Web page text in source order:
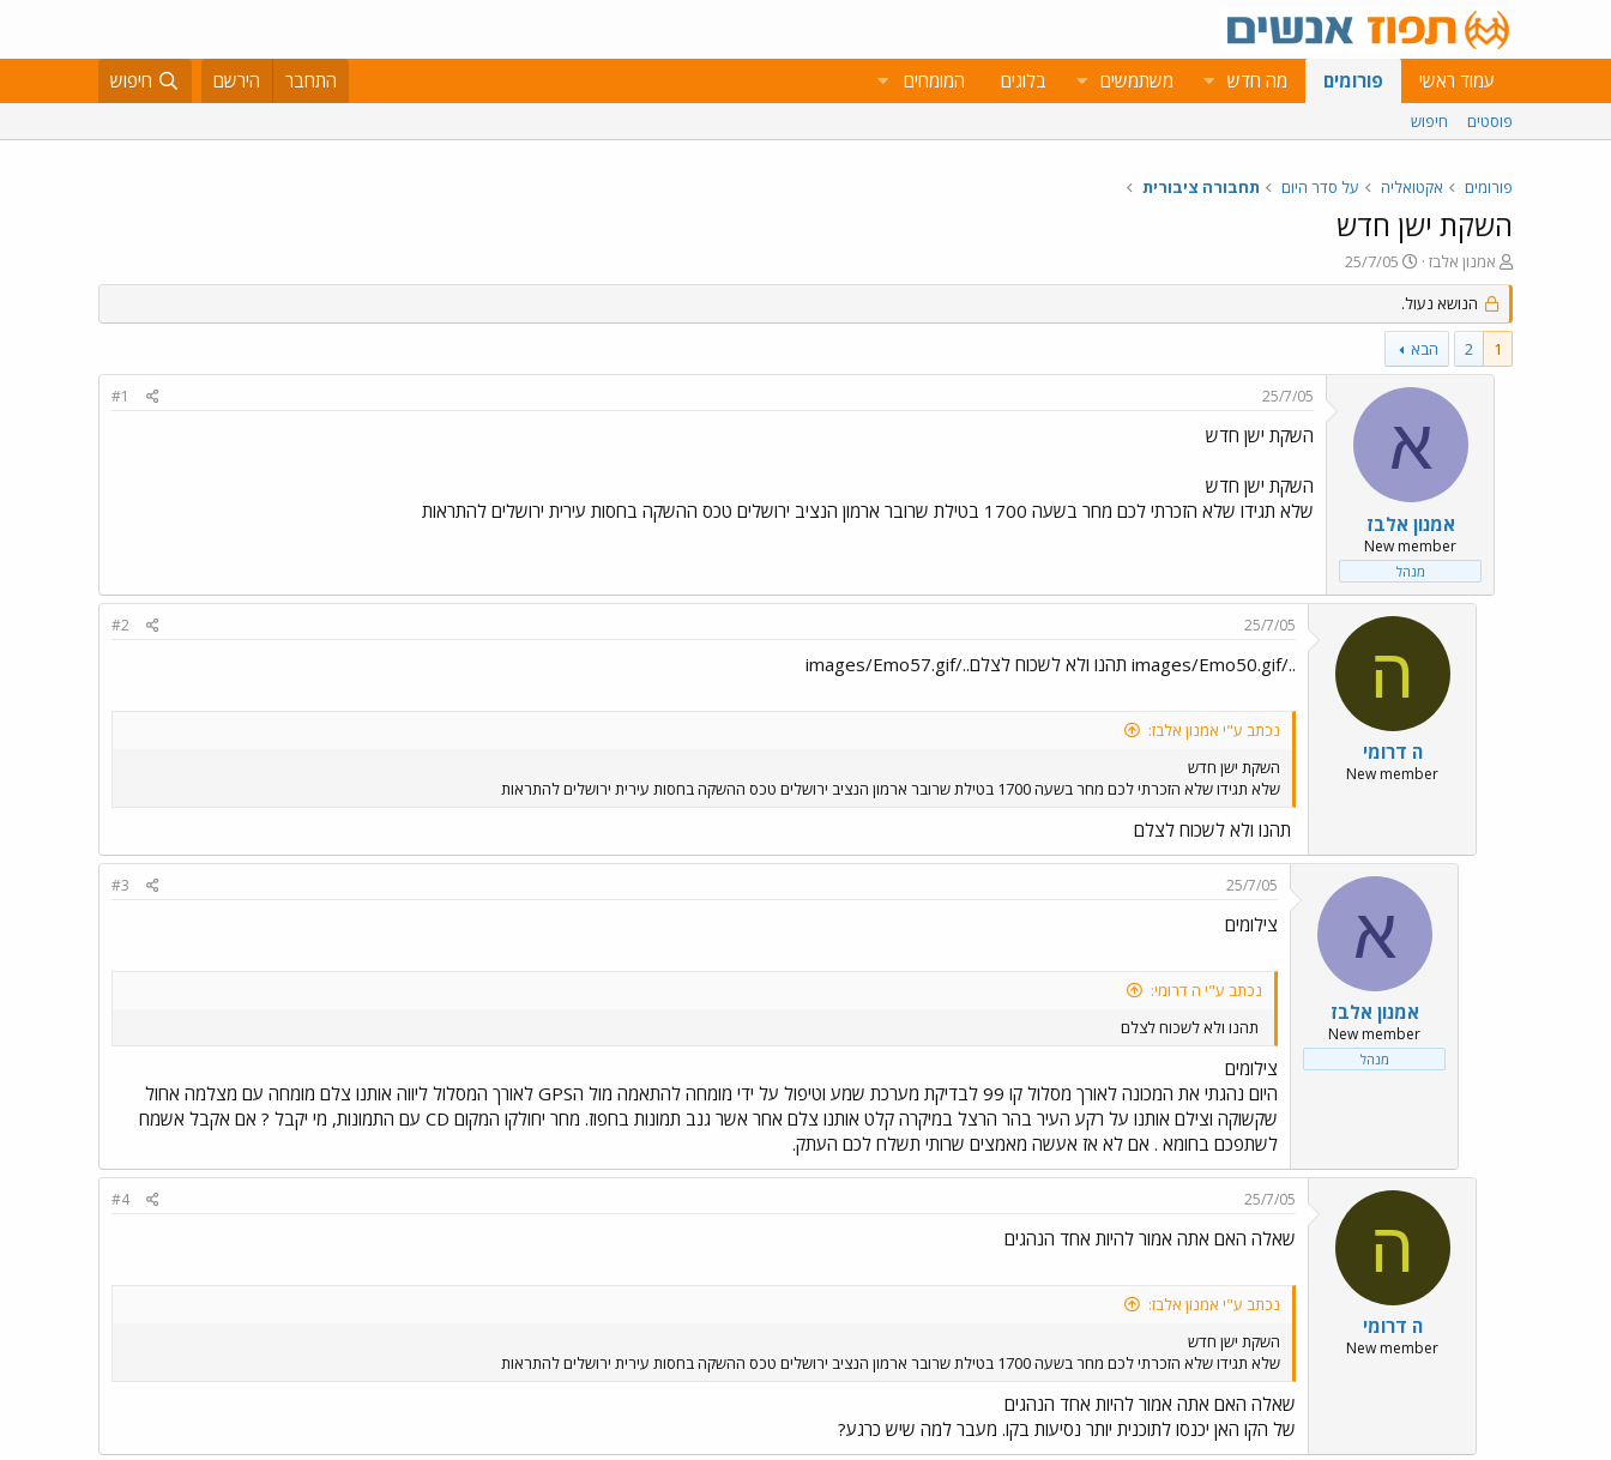
עמוד ראשי פורומים מה חדש משתמשים בלוגים המומחים התחבר הירשם חיפוש
פוסטים חיפוש
פורומים אקטואליה על סדר היום תחבורה ציבורית
השקת ישן חדש
פ
ו
ת
ח
ה
נ
אמנון אלבז
פ
ו
ס
ם
ב
ת
ר
ך
25/7/05
הנושא נעול.
1
2 הבא
א
אמנון אלבז
New member
מנהל
25/7/05
#1
השקת ישן חדש
השקת ישן חדש
שלא תגידו שלא הזכרתי לכם מחר בשעה 1700 בטילת שרובר ארמון הנציב ירושלים טכס ההשקה בחסות עירית ירושלים להתראות
ה
ה דרומי
New member
25/7/05
#2
../images/Emo50.gif תהנו ולא לשכוח לצלם../images/Emo57.gif
נכתב ע"י אמנון אלבז:
השקת ישן חדש
שלא תגידו שלא הזכרתי לכם מחר בשעה 1700 בטילת שרובר ארמון הנציב ירושלים טכס ההשקה בחסות עירית ירושלים להתראות
תהנו ולא לשכוח לצלם
א
אמנון אלבז
New member
מנהל
25/7/05
#3
צילומים
נכתב ע"י ה דרומי:
תהנו ולא לשכוח לצלם
צילומים
היום נהגתי את המכונה לאורך מסלול קו 99 לבדיקת מערכת שמע וטיפול על ידי מומחה להתאמה מול הGPS לאורך המסלול ליווה אותנו צלם מומחה עם מצלמה אחול
שקשוקה וצילם אותנו על רקע העיר בהר הרצל במיקרה קלט אותנו צלם אחר אשר גנב תמונות בחפוז. מחר יחולקו המקום CD עם התמונות, מי יקבל ? אם אקבל אשמח
לשתפכם בחומא . אם לא אז אעשה מאמצים שרותי תשלח לכם העתק.
ה
ה דרומי
New member
25/7/05
#4
שאלה האם אתה אמור להיות אחד הנהגים
נכתב ע"י אמנון אלבז:
השקת ישן חדש
שלא תגידו שלא הזכרתי לכם מחר בשעה 1700 בטילת שרובר ארמון הנציב ירושלים טכס ההשקה בחסות עירית ירושלים להתראות
שאלה האם אתה אמור להיות אחד הנהגים
של הקו האן יכנסו לתוכנית יותר נסיעות בקו. מעבר למה שיש כרגע?